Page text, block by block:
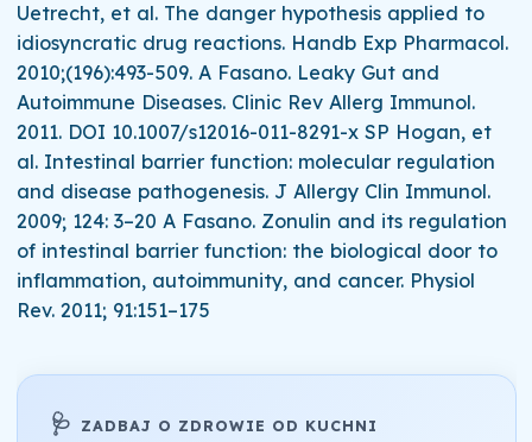
Uetrecht, et al. The danger hypothesis applied to
idiosyncratic drug reactions. Handb Exp Pharmacol.
2010;(196):493-509. A Fasano. Leaky Gut and
Autoimmune Diseases. Clinic Rev Allerg Immunol.
2011. DOI 10.1007/s12016-011-8291-x SP Hogan, et
al. Intestinal barrier function: molecular regulation
and disease pathogenesis. J Allergy Clin Immunol.
2009; 124: 3–20 A Fasano. Zonulin and its regulation
of intestinal barrier function: the biological door to
inflammation, autoimmunity, and cancer. Physiol
Rev. 2011; 91:151–175
🩺 ZADBAJ O ZDROWIE OD KUCHNI